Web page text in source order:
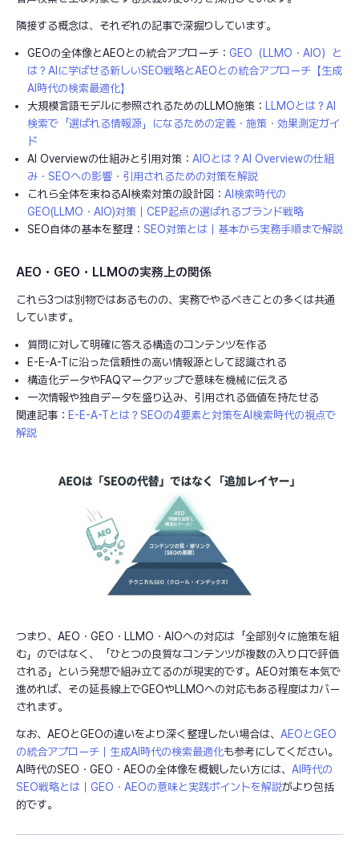
隣接する概念は、それぞれの記事で深掘りしています。
GEOの全体像とAEOとの統合アプローチ： GEO（LLMO・AIO）と
は？AIに学ばせる新しいSEO戦略とAEOとの統合アプローチ【生成
AI時代の検索最適化】
大規模言語モデルに参照されるためのLLMO施策： LLMOとは？AI
検索で「選ばれる情報源」になるための定義・施策・効果測定ガイ
ド
AI Overviewの仕組みと引用対策： AIOとは？AI Overviewの仕組
み・SEOへの影響・引用されるための対策を解説
これら全体を束ねるAI検索対策の設計図： AI検索時代の
GEO(LLMO・AIO)対策｜CEP起点の選ばれるブランド戦略
SEO自体の基本を整理： SEO対策とは｜基本から実務手順まで解説
AEO・GEO・LLMOの実務上の関係
これら3つは別物ではあるものの、実務でやるべきことの多くは共通
しています。
質問に対して明確に答える構造のコンテンツを作る
E-E-A-Tに沿った信頼性の高い情報源として認識される
構造化データやFAQマークアップで意味を機械に伝える
一次情報や独自データを盛り込み、引用される価値を持たせる
関連記事： E-E-A-Tとは？SEOの4要素と対策をAI検索時代の視点で
解説
つまり、AEO・GEO・LLMO・AIOへの対応は「全部別々に施策を組
む」のではなく、「ひとつの良質なコンテンツが複数の入り口で評価
される」という発想で組み立てるのが現実的です。AEO対策を本気で
進めれば、その延長線上でGEOやLLMOへの対応もある程度はカバー
されます。
なお、AEOとGEOの違いをより深く整理したい場合は、 AEOとGEO
の統合アプローチ｜生成AI時代の検索最適化も参考にしてください。
AI時代のSEO・GEO・AEOの全体像を概観したい方には、 AI時代の
SEO戦略とは｜GEO・AEOの意味と実践ポイントを解説がより包括
的です。